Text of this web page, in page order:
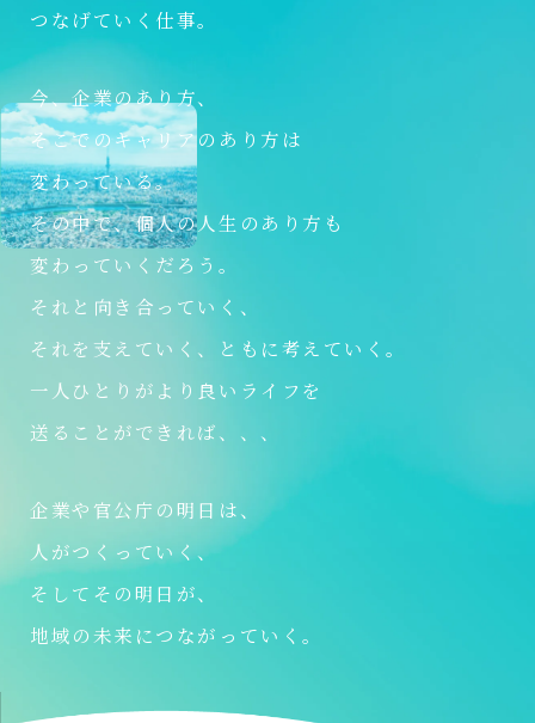
つなげていく仕事。
今、企業のあり方、
そこでのキャリアのあり方は
変わっている。
その中で、個人の人生のあり方も
変わっていくだろう。
それと向き合っていく、
それを支えていく、ともに考えていく。
一人ひとりがより良いライフを
送ることができれば、、、
企業や官公庁の明日は、
人がつくっていく、
そしてその明日が、
地域の未来につながっていく。